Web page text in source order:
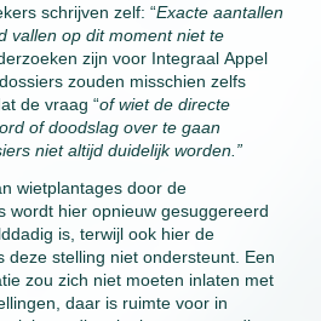
schrijven zelf: “Exacte aantallen
vallen op dit moment niet te
zijn voor Integraal Appel
zouden misschien zelfs
de vraag “of wiet de directe
of doodslag over te gaan
niet altijd duidelijk worden.”
wietplantages door de
wordt hier opnieuw gesuggereerd
is, terwijl ook hier de
deze stelling niet ondersteunt. Een
zou zich niet moeten inlaten met
daar is ruimte voor in